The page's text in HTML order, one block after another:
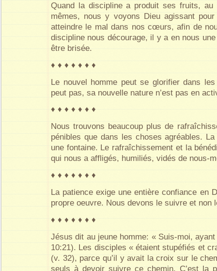
Quand la discipline a produit ses fruits,
mêmes, nous y voyons Dieu agissant
atteindre le mal dans nos cœurs, afin de
discipline nous décourage, il y a en nous
être brisée.
♦ ♦ ♦ ♦ ♦ ♦ ♦
Le nouvel homme peut se glorifier dans
peut pas, sa nouvelle nature n’est pas en
♦ ♦ ♦ ♦ ♦ ♦ ♦
Nous trouvons beaucoup plus de
pénibles que dans les choses agréables.
une fontaine. Le rafraîchissement et la
qui nous a affligés, humiliés, vidés de nous-
♦ ♦ ♦ ♦ ♦ ♦ ♦
La patience exige une entière confiance en
propre oeuvre. Nous devons le suivre et non
♦ ♦ ♦ ♦ ♦ ♦ ♦
Jésus dit au jeune homme: « Suis-moi,
10:21). Les disciples « étaient stupéfiés et
(v. 32), parce qu’il y avait la croix sur le
seuls à devoir suivre ce chemin. C’est la